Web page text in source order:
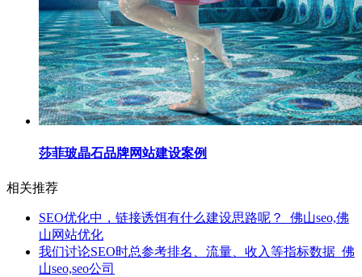
莎菲玻晶石品牌网站建设案例
相关推荐
SEO优化中，链接诱饵有什么建设思路呢？_佛山seo,佛
山网站优化
我们讨论SEO时总参考排名、流量、收入等指标数据_佛
山seo,seo公司